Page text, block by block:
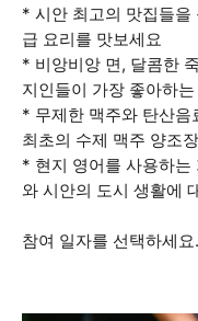
* 시안 최고의 맛집들을
급 요리를 맛보세요
* 비앙비앙 면, 달콤한
지인들이 가장 좋아하
* 무제한 맥주와 탄산음
최초의 수제 맥주 양조
* 현지 영어를 사용하는
와 시안의 도시 생활에
참여 일자를 선택하세요.